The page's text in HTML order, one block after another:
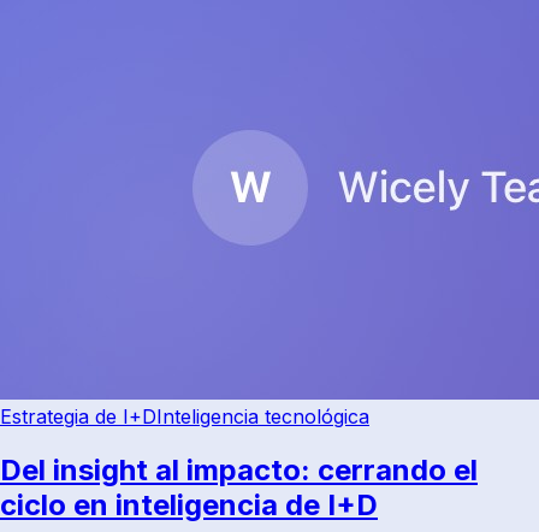
Estrategia de I+DInteligencia tecnológica
Del insight al impacto: cerrando el
ciclo en inteligencia de I+D